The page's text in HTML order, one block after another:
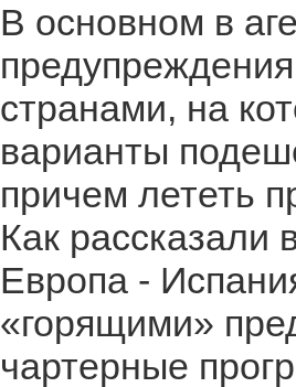
В основном в
странами, на
варианты
причем лететь
Как рассказали
Европа -
«горящими»
чартерные